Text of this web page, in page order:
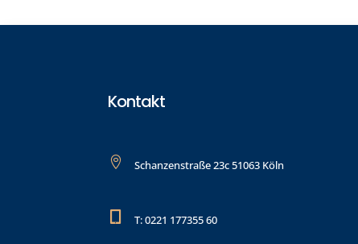
Kontakt
 Schanzenstraße 23c 51063 Köln
 T: 0221 177355 60